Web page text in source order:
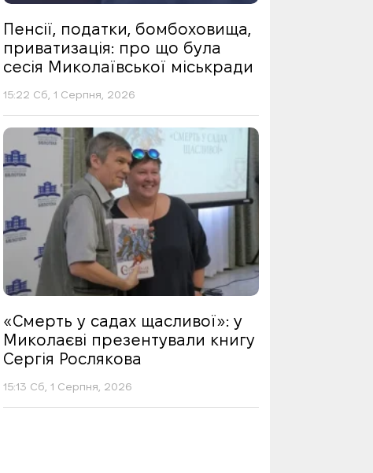
Пенсії, податки, бомбоховища,
приватизація: про що була
сесія Миколаївської міськради
15:22 Сб, 1 Серпня, 2026
«Смерть у садах щасливої»: у
Миколаєві презентували книгу
Сергія Рослякова
15:13 Сб, 1 Серпня, 2026